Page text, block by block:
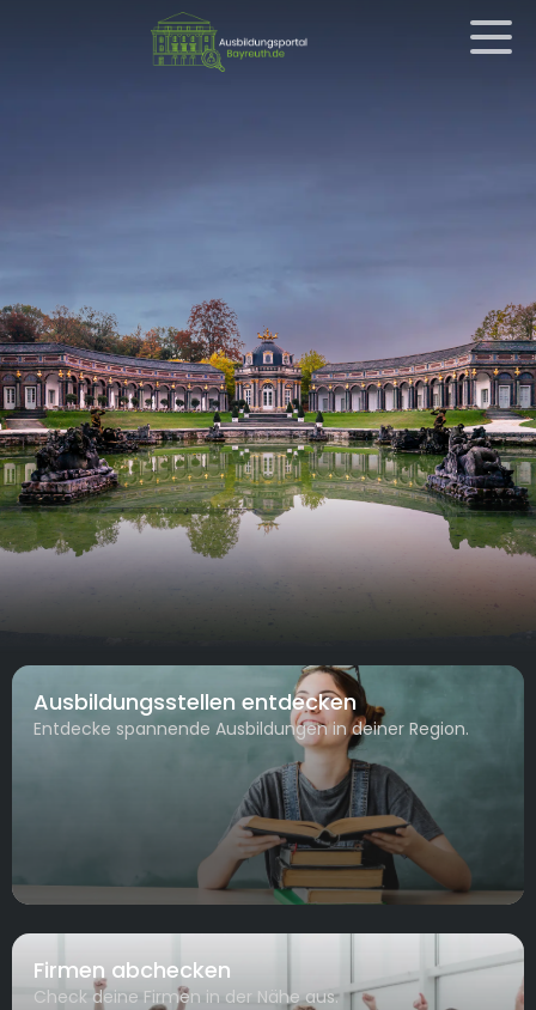
Ausbildungsstellen entdecken
Entdecke spannende Ausbildungen in deiner Region.
Firmen abchecken
Check deine Firmen in der Nähe aus.